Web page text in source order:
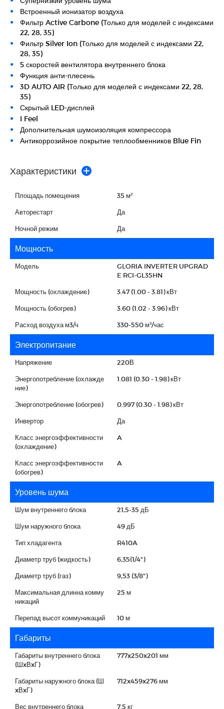
Встроенный ионизатор воздуха
Фильтр Active Carbone (Только для моделей с индексами
22, 28, 35)
Фильтр Silver Ion (Только для моделей с индексами 22,
28, 35)
5 скоростей вентилятора внутреннего блока
Функция анти-плесень
3D AUTO AIR (Только для моделей с индексами 22, 28,
35)
Скрытый LED-дисплей
I Feel
Дополнительная шумоизоляция компрессора
Антикоррозийное покрытие теплообменников Blue Fin
Характеристики
Площадь помещения 35 м²
Авторестарт Да
Ночной режим Да
Мощность
Модель
GLORIA INVERTER UPGRAD
E RCI-GL35HN
Мощность (охлаждение) 3.47 (1.00 - 3.81) кВт
Мощность (обогрев) 3.60 (1.02 - 3.96) кВт
Расход воздуха м3/ч 330-550 м³/час
Электропитание
Напряжение 220В
Энергопотребление (охлажде
ние)
1.081 (0.30 - 1.98) кВт
Энергопотребление (обогрев) 0.997 (0.30 - 1.98) кВт
Инвертор Да
Класс энергоэффективности
(охлаждение)
A
Класс энергоэффективности
(обогрев)
A
Уровень шума
Шум внутреннего блока 21,5-35 дБ
Шум наружного блока 49 дБ
Тип хладагента R410A
Диаметр труб (жидкость) 6,35(1/4")
Диаметр труб (газ) 9,53 (3/8")
Максимальная длинна комму
никаций
25 м
Перепад высот коммуникаций 10 м
Габариты
Габариты внутреннего блока
(ШxВxГ)
777x250x201 мм
Габариты наружного блока (Ш
xВxГ)
712x459x276 мм
Вес внутреннего блока 7.5 кг